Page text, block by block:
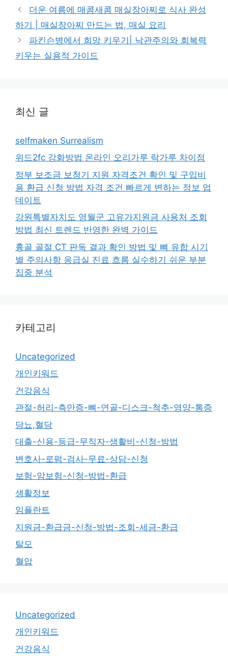
고
리
그
더운 여름에 매콤새콤 매실장아찌로 식사 완성
하기 | 매실장아찌 만드는 법, 매실 요리
파킨슨병에서 희망 키우기| 낙관주의와 회복력
키우는 실용적 가이드
최신 글
selfmaken Surrealism
위드2fc 강화방법 온라인 오리가루 락가루 차이점
정부 보조금 보청기 지원 자격조건 확인 및 구입비
용 환급 신청 방법 자격 조건 빠르게 변하는 정보 업
데이트
강원특별자치도 영월군 고유가지원금 사용처 조회
방법 최신 트렌드 반영한 완벽 가이드
흉골 골절 CT 판독 결과 확인 방법 및 뼈 유합 시기
별 주의사항 응급실 진료 흐름 실수하기 쉬운 부분
집중 분석
카테고리
Uncategorized
개인키워드
건강음식
관절-허리-측만증-뼈-연골-디스크-척추-영양-통증
당뇨,혈당
대출-신용-등급-무직자-생활비-신청-방법
변호사-로펌-검사-무료-상담-신청
보험-암보험-신청-방법-환급
생활정보
임플란트
지원금-환급금-신청-방법-조회-세금-환급
탈모
혈압
Uncategorized
개인키워드
건강음식